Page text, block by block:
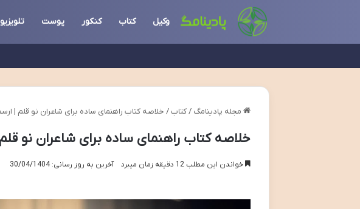
وکیل کتاب کنکور پوست
مجله پادینامگ / کتاب / خلاصه کتاب راهنمای ساده برای شاعران نو قلم
خلاصه کتاب راهنمای ساده برای شاعران
آخرین به روز رسانی: 30/04/1404 خواندن این مطلب 12 دقیقه زمان میبرد